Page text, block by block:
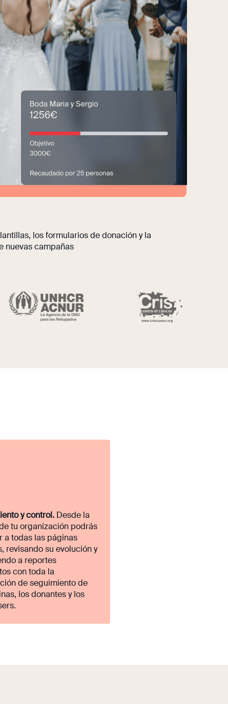
los formularios de donación y la
nuevas campañas
y control. Desde la
tu organización podrás
a todas las páginas
revisando su evolución y
a reportes
con toda la
de seguimiento de
los donantes y los